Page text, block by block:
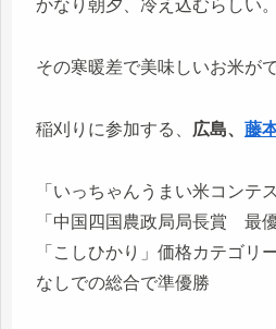
かなり朝夕、冷え込むらしい。
その寒暖差で美味しいお米が
稲刈りに参加する、 広島、 藤
「いっちゃんうまい米コンテ
「中国四国農政局局長賞 最
「こしひかり」価格カテゴリ
なしでの総合で準優勝